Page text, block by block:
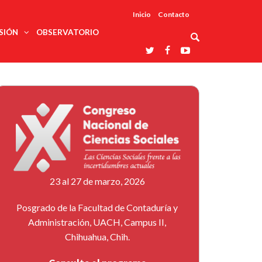
Inicio Contacto
ciencias
profesionales
trabajo
Redes
temáticas
Laboratorios
nacionales
Entidades
afines
Reconoce
La UDUALC
A La
Universidad
De México
En Su 475
Aniversario
OBSERVATORIO
23 al 27 de marzo, 2026
Posgrado de la Facultad de Contaduría y
Administración, UACH, Campus II,
Chihuahua, Chih.